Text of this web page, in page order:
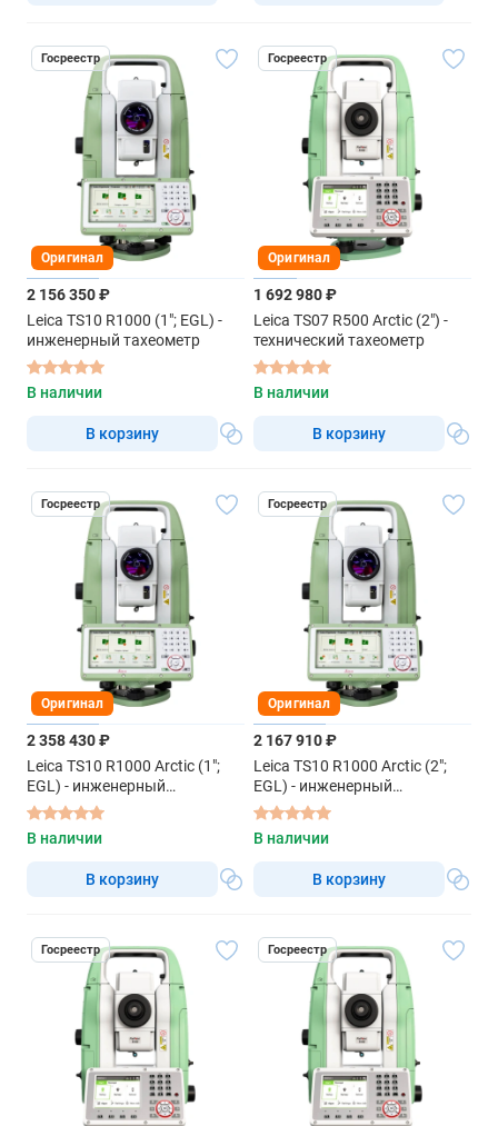
Госреестр
Оригинал
2 156 350 ₽
Leica TS10 R1000 (1"; EGL) -
инженерный тахеометр
В наличии
В корзину
Госреестр
Оригинал
1 692 980 ₽
Leica TS07 R500 Arctic (2") -
технический тахеометр
В наличии
В корзину
Госреестр
Оригинал
2 358 430 ₽
Leica TS10 R1000 Arctic (1";
EGL) - инженерный
тахеометр
В наличии
В корзину
Госреестр
Оригинал
2 167 910 ₽
Leica TS10 R1000 Arctic (2";
EGL) - инженерный
тахеометр
В наличии
В корзину
Госреестр Госреестр